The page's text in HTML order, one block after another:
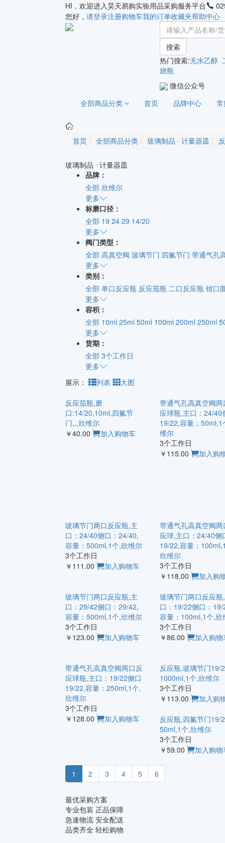
HI，欢迎进入昊天易购实验用品采购服务平台
您好， 请登录注册购物车我的订单收藏夹帮助中心
搜索
热门搜索:无水乙醇
烧瓶
微信公众号
全部商品分类
首页 品牌中心
首页 全部商品分类 玻璃制品 · 计量器皿
玻璃制品 · 计量器皿
品牌：
全部 欣维尔
更多
标磨口径：
全部 19 24 29 14/20
更多
阀门类型：
全部 高真空阀 玻璃节门 四氟节门 带通气孔
更多
类别：
全部 单口反应瓶 反应茄瓶 二口反应瓶 钳口
更多
容积：
全部 10ml 25ml 50ml 100ml 200ml 250ml
更多
货期：
全部 3个工作日
更多
展示：
列表 大图
反应茄瓶,磨
口:14/20,10ml,四氟节
门,,,欣维尔
￥40.00
加入购物车
带通气孔高真空阀两
应球瓶,主口：24/40
19/22,容量；50ml,1
维尔
3个工作日
￥115.00
加入购
玻璃节门两口反应瓶,主
口：24/40侧口：24/40,
容量：500ml,1个,欣维尔
3个工作日
￥111.00
加入购物车
带通气孔高真空阀两
应球,主口：24/40侧
19/22,容量：
欣维尔
3个工作日
￥118.00
加入购
玻璃节门两口反应瓶,主
口：29/42侧口：29/42,
容量：500ml,1个,欣维尔
3个工作日
￥123.00
加入购物车
玻璃节门两口反应瓶
口：19/22侧口：19/
容量：100ml,1个,欣
3个工作日
￥86.00
加入购物
带通气孔高真空阀两口反
应球瓶,主口：19/22侧口
19/22,容量：250ml,1个,
欣维尔
3个工作日
￥128.00
加入购物车
反应瓶,玻璃节门19/
1000ml,1个,欣维尔
3个工作日
￥113.00
加入购
反应瓶,四氟节门19/
50ml,1个,欣维尔
3个工作日
￥59.00
加入购物
1 2 3 4 5 6
最优采购方案
专业包装 正品保障
急速物流 安全配送
品类齐全 轻松购物